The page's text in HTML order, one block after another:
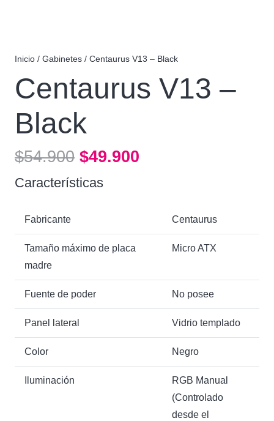
Inicio / Gabinetes / Centaurus V13 – Black
Centaurus V13 –
Black
$54.900 El
precio
original
$49.900
$49.900.
Características
Fabricante Centaurus
Tamaño máximo de placa
madre
Micro ATX
Fuente de poder No posee
Panel lateral Vidrio templado
Color Negro
Iluminación
RGB Manual
(Controlado
desde el